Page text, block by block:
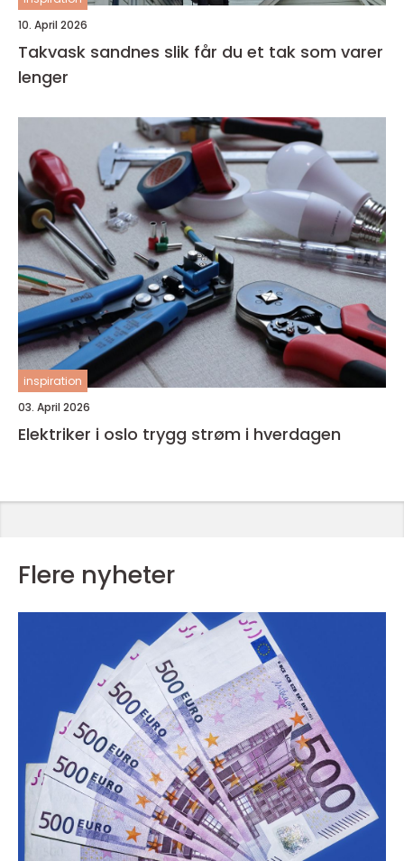
10. April 2026
Takvask sandnes slik får du et tak som varer
lenger
inspiration
03. April 2026
Elektriker i oslo trygg strøm i hverdagen
Flere nyheter